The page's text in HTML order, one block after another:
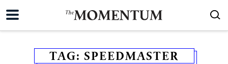
TAG: SPEEDMASTER